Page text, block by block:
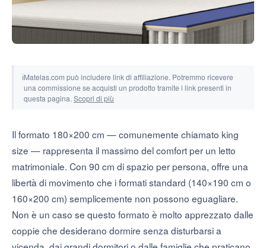
ℹMatelas.com può includere link di affiliazione. Potremmo ricevere
una commissione se acquisti un prodotto tramite i link presenti in
questa pagina. Scopri di più
Il formato 180×200 cm — comunemente chiamato king
size — rappresenta il massimo del comfort per un letto
matrimoniale. Con 90 cm di spazio per persona, offre una
libertà di movimento che i formati standard (140×190 cm o
160×200 cm) semplicemente non possono eguagliare.
Non è un caso se questo formato è molto apprezzato dalle
coppie che desiderano dormire senza disturbarsi a